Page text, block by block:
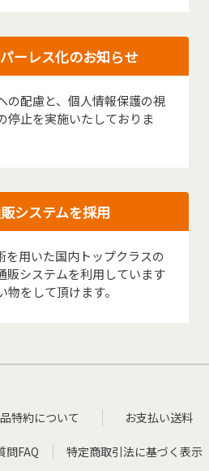
ーレス化のお知らせ
の配慮と、個人情報保護の視
停止を実施いたしておりま
システムを採用
を用いた国内トップクラスの
販システムを利用しています
をして頂けます。
特約について お支払い送料
問FAQ 特定商取引法に基づく表示